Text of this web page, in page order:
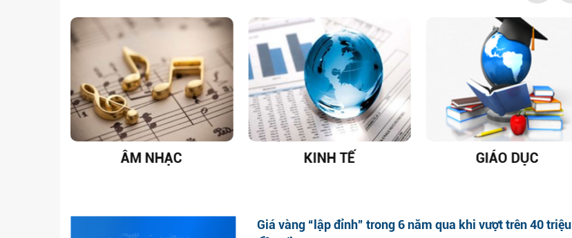
ÂM NHẠC KINH TẾ GIÁO DỤC
Giá vàng “lập đỉnh” trong 6 năm qua khi vượt trên 40 triệu